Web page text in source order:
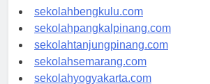
sekolahaceh.com
sekolahbengkulu.com
sekolahpangkalpinang.com
sekolahtanjungpinang.com
sekolahsemarang.com